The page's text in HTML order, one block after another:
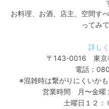
お料理、お酒、店主、空間す
ってみ
詳し
〒143-0016 東京
電話：
※混雑時は繋がりにくいか
営業時間 月〜金曜
土曜日１２：